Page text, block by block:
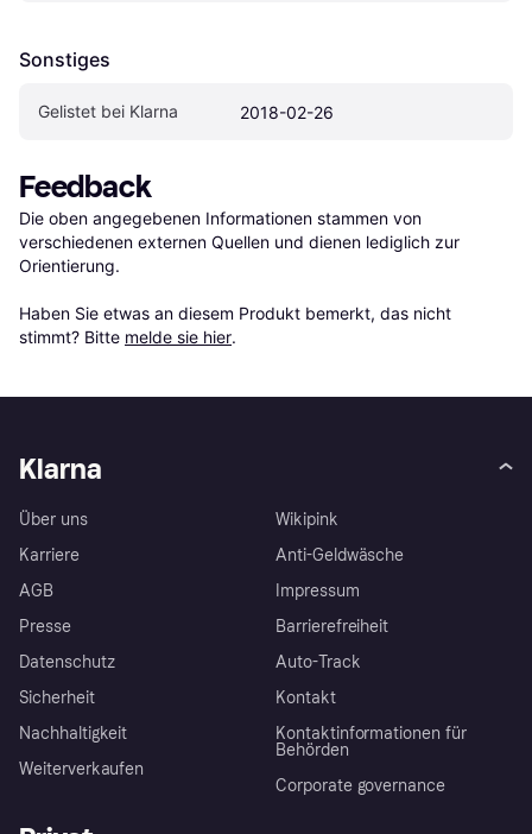
Sonstiges
Gelistet bei Klarna 2018-02-26
Feedback
Die oben angegebenen Informationen stammen von
verschiedenen externen Quellen und dienen lediglich zur
Orientierung.
Haben Sie etwas an diesem Produkt bemerkt, das nicht
stimmt? Bitte melde sie hier.
Klarna
Über uns
Karriere
AGB
Presse
Datenschutz
Sicherheit
Nachhaltigkeit
Weiterverkaufen
Wikipink
Anti-Geldwäsche
Impressum
Barrierefreiheit
Auto-Track
Kontakt
Kontaktinformationen für
Behörden
Corporate governance